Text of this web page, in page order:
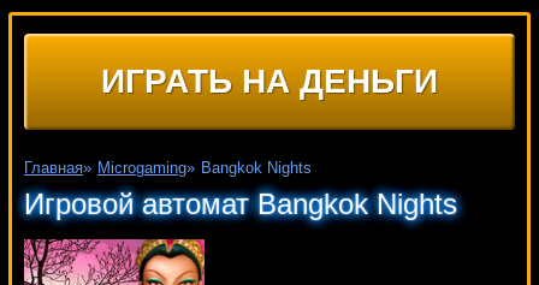
ИГРАТЬ НА ДЕНЬГИ
Главная» Microgaming» Bangkok Nights
Игровой автомат Bangkok Nights